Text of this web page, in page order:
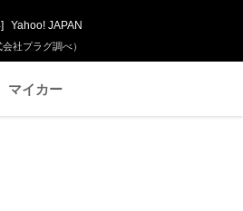
社プラグ調べ）
] Yahoo! JAPAN
マイカー